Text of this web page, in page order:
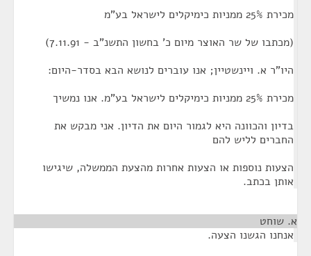
מכירת 25% ממניות כימיקלים לישראל בע"מ
(מכתבו של שר האוצר מיום כ' בחשון התשנ"ב - 7.11.91)
היו"ר א. ויינשטיין; אנו עוברים לנושא הבא בסדר-היום:
מכירת 25% ממניות כימיקלים לישראל בע"מ. אנו נמשיך
בדיון והכוונה היא לגמור היום את הדיון. אני מבקש את
החברים לליש להם
הצעות נוספות או הצעות אחרות מהצעת הממשלה, שיגישו
אותן בכתב.
א. שוחט
אנחנו הגשנו הצעה.